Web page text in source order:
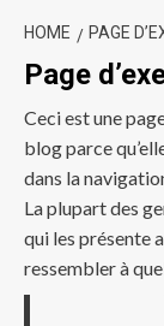
HOME PAGE
Page
Ceci est une
blog parce
dans la
La plupart des
qui les présente
ressembler à